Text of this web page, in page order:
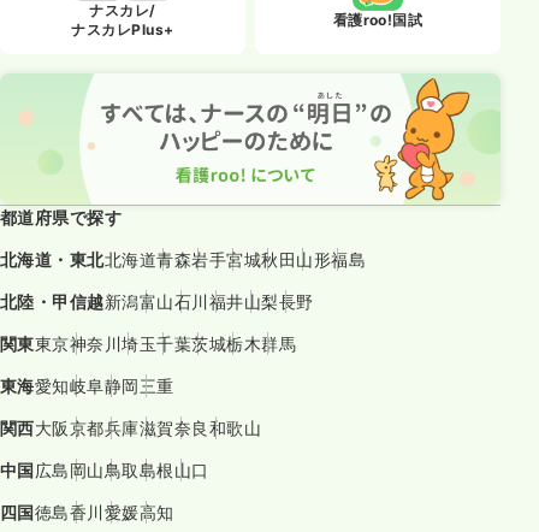
ナスカレ/
ナスカレPlus+
看護roo!国試
都道府県で探す
北海道・東北北海道青森岩手宮城秋田 山形福島
北陸・甲信越新潟富山石川 福井山梨長野
関東東京神奈川埼玉千葉茨城栃木群馬
東海愛知岐阜静岡三重
関西大阪京都兵庫滋賀奈良和歌山
中国 広島 岡山鳥取島根山口
四国徳島香川 愛媛高知